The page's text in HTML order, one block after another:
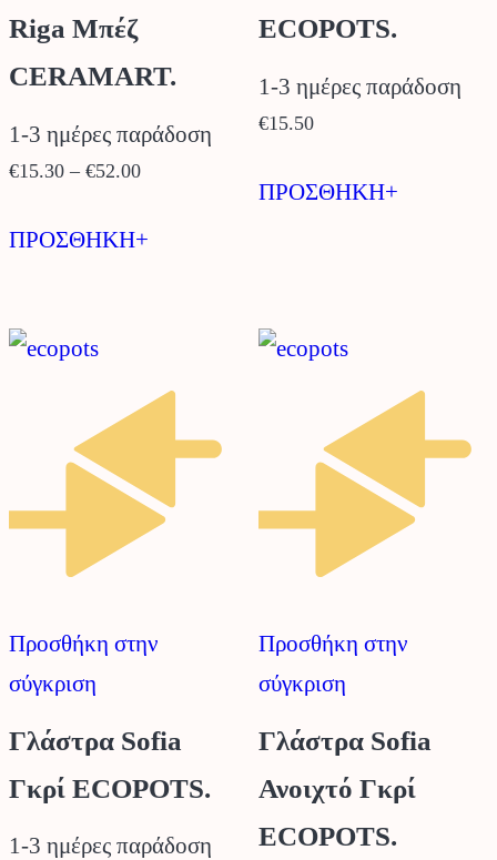
Riga Μπέζ
CERAMART.
1-3 ημέρες παράδοση
€15.30 – €52.00Price
€15.30
ΠΡΟΣΘΗΚΗ+
επιλογές
μπορούν
στη
του
προϊόντος
ECOPOTS.
1-3 ημέρες παράδοση
€15.50
ΠΡΟΣΘΗΚΗ+
Προσθήκη στην
σύγκριση
Γλάστρα Sofia
Γκρί ECOPOTS.
1-3 ημέρες παράδοση
Προσθήκη στην
σύγκριση
Γλάστρα Sofia
Ανοιχτό Γκρί
ECOPOTS.